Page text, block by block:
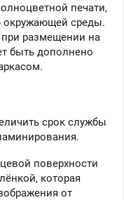
печати,
окружающей среды.
при размещении на
быть дополнено
срок службы
поверхности
которая
от